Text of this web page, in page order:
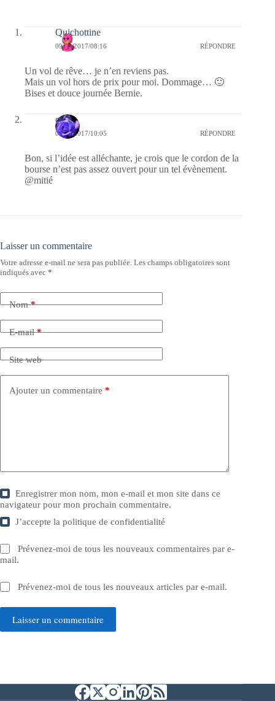
Quichottine
09/11/2017/08:16 RÉPONDRE
Un vol de rêve… je n’en reviens pas.
Mais un vol hors de prix pour moi. Dommage… 🙂
Bises et douce journée Bernie.
covix
08/11/2017/10:05 RÉPONDRE
Bon, si l’idée est alléchante, je crois que le cordon de la
bourse n’est pas assez ouvert pour un tel évènement.
@mitié
Laisser un commentaire
Votre adresse e-mail ne sera pas publiée. Les champs obligatoires sont
indiqués avec *
Nom*
E-mail*
Site web
Ajouter un commentaire *
Enregistrer mon nom, mon e-mail et mon site dans ce
navigateur pour mon prochain commentaire.
J’accepte lapolitique de confidentialité
Prévenez-moi de tous les nouveaux commentaires par e-
mail.
Prévenez-moi de tous les nouveaux articles par e-mail.
Laisser un commentaire